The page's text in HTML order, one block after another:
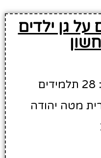
גן ילדים
מטה יהודה